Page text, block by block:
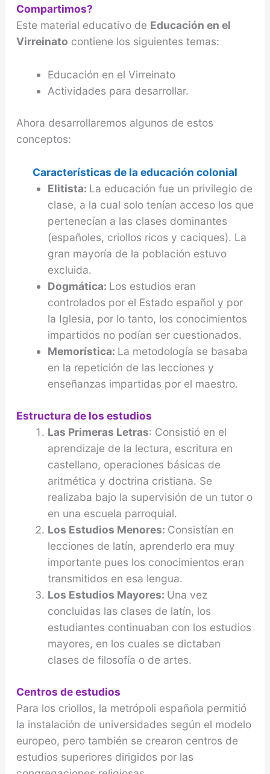
Compartimos?
Este material educativo de Educación en el
Virreinato contiene los siguientes temas:
Educación en el Virreinato
Actividades para desarrollar.
Ahora desarrollaremos algunos de estos
conceptos:
Características de la educación colonial
Elitista: La educación fue un privilegio de
clase, a la cual solo tenían acceso los que
pertenecían a las clases dominantes
(españoles, criollos ricos y caciques). La
gran mayoría de la población estuvo
excluida.
Dogmática: Los estudios eran
controlados por el Estado español y por
la Iglesia, por lo tanto, los conocimientos
impartidos no podían ser cuestionados.
Memorística: La metodología se basaba
en la repetición de las lecciones y
enseñanzas impartidas por el maestro.
Estructura de los estudios
Las Primeras Letras: Consistió en el
aprendizaje de la lectura, escritura en
castellano, operaciones básicas de
aritmética y doctrina cristiana. Se
realizaba bajo la supervisión de un tutor o
en una escuela parroquial.
Los Estudios Menores: Consistían en
lecciones de latín, aprenderlo era muy
importante pues los conocimientos eran
transmitidos en esa lengua.
Los Estudios Mayores: Una vez
concluidas las clases de latín, los
estudiantes continuaban con los estudios
mayores, en los cuales se dictaban
clases de filosofía o de artes.
Centros de estudios
Para los criollos, la metrópoli española permitió
la instalación de universidades según el modelo
europeo, pero también se crearon centros de
estudios superiores dirigidos por las